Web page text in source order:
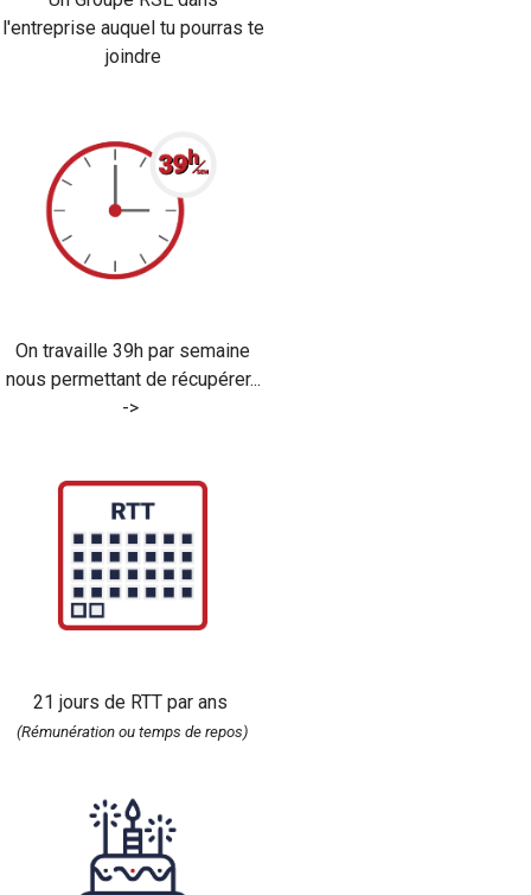
l'entreprise auquel tu pourras te
joindre
On travaille 39h par semaine
nous permettant de récupérer...
->
21 jours de RTT par ans
(Rémunération ou temps de repos)